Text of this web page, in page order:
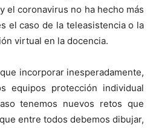
el coronavirus no ha hecho más
el caso de la teleasistencia o la
virtual en la docencia.
incorporar inesperadamente,
equipos protección individual
tenemos nuevos retos que
entre todos debemos dibujar,